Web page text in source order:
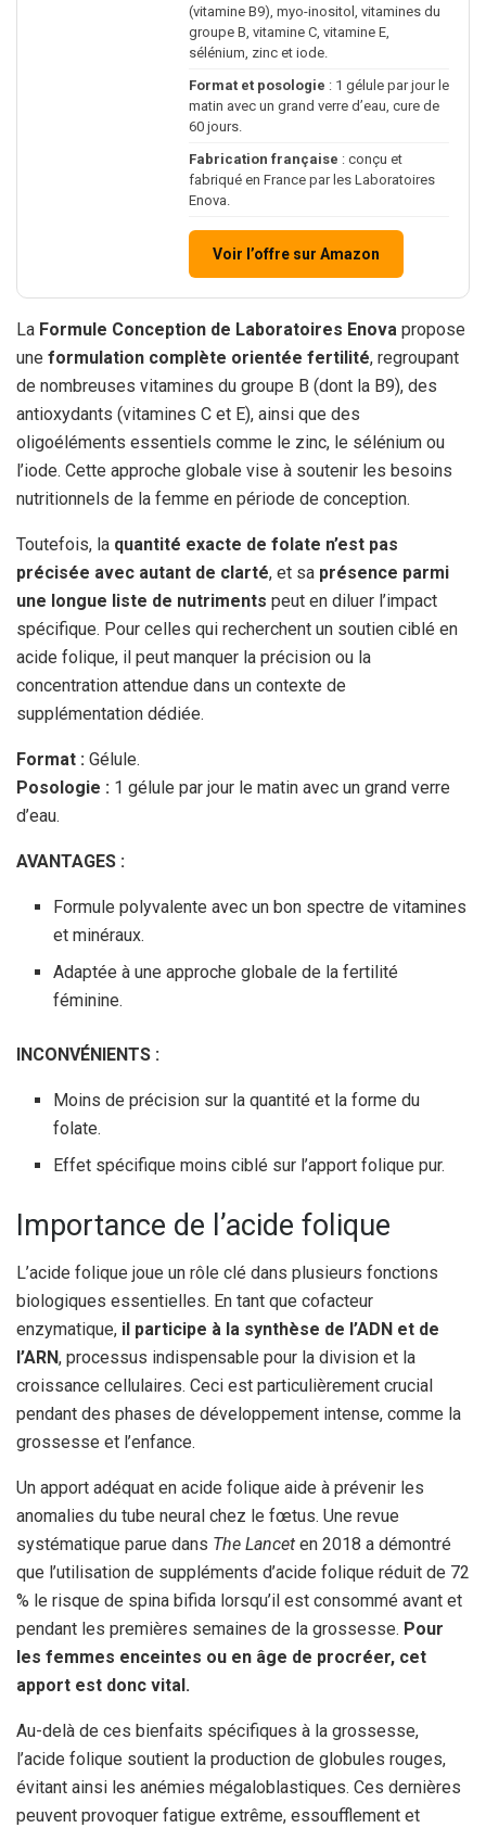
(vitamine B9), myo-inositol, vitamines du
groupe B, vitamine C, vitamine E,
sélénium, zinc et iode.
Format et posologie : 1 gélule par jour le
matin avec un grand verre d’eau, cure de
60 jours.
Fabrication française : conçu et
fabriqué en France par les Laboratoires
Enova.
Voir l’offre sur Amazon
La Formule Conception de Laboratoires Enova propose
une formulation complète orientée fertilité, regroupant
de nombreuses vitamines du groupe B (dont la B9), des
antioxydants (vitamines C et E), ainsi que des
oligoéléments essentiels comme le zinc, le sélénium ou
l’iode. Cette approche globale vise à soutenir les besoins
nutritionnels de la femme en période de conception.
Toutefois, la quantité exacte de folate n’est pas
précisée avec autant de clarté, et sa présence parmi
une longue liste de nutriments peut en diluer l’impact
spécifique. Pour celles qui recherchent un soutien ciblé en
acide folique, il peut manquer la précision ou la
concentration attendue dans un contexte de
supplémentation dédiée.
Format : Gélule.
Posologie : 1 gélule par jour le matin avec un grand verre
d’eau.
AVANTAGES :
Formule polyvalente avec un bon spectre de vitamines
et minéraux.
Adaptée à une approche globale de la fertilité
féminine.
INCONVÉNIENTS :
Moins de précision sur la quantité et la forme du
folate.
Effet spécifique moins ciblé sur l’apport folique pur.
Importance de l’acide folique
L’acide folique joue un rôle clé dans plusieurs fonctions
biologiques essentielles. En tant que cofacteur
enzymatique, il participe à la synthèse de l’ADN et de
l’ARN, processus indispensable pour la division et la
croissance cellulaires. Ceci est particulièrement crucial
pendant des phases de développement intense, comme la
grossesse et l’enfance.
Un apport adéquat en acide folique aide à prévenir les
anomalies du tube neural chez le fœtus. Une revue
systématique parue dans The Lancet en 2018 a démontré
que l’utilisation de suppléments d’acide folique réduit de 72
% le risque de spina bifida lorsqu’il est consommé avant et
pendant les premières semaines de la grossesse. Pour
les femmes enceintes ou en âge de procréer, cet
apport est donc vital.
Au-delà de ces bienfaits spécifiques à la grossesse,
l’acide folique soutient la production de globules rouges,
évitant ainsi les anémies mégaloblastiques. Ces dernières
peuvent provoquer fatigue extrême, essoufflement et